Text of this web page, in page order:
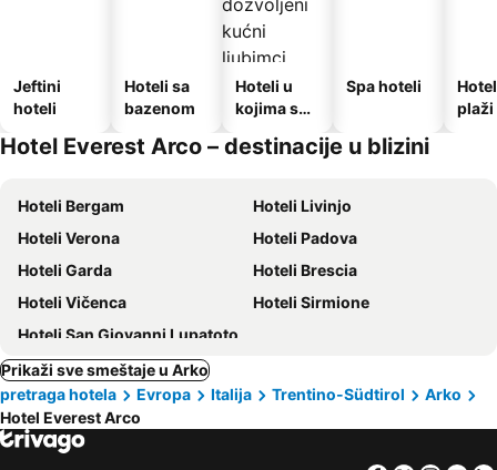
Jeftini
hoteli
Hoteli sa
bazenom
Hoteli u
kojima su
kućni
Spa hoteli
plaži
Hotel Everest Arco – destinacije u blizini
Hoteli Bergam
Hoteli Livinjo
Hoteli Verona
Hoteli Padova
Hoteli Garda
Hoteli Brescia
Hoteli Vičenca
Hoteli Sirmione
Hoteli San Giovanni Lupatoto
Prikaži sve smeštaje u Arko
pretraga hotela
Evropa Italija Trentino-Südtirol
Arko
Hotel Everest Arco